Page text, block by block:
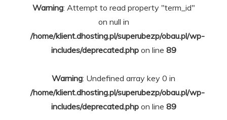
Warning: Attempt to read property "term_id"
on null in
/home/klient.dhosting.pl/superubezp/obau.pl/wp-
includes/deprecated.phpon line 89
Warning: Undefined array key 0 in
/home/klient.dhosting.pl/superubezp/obau.pl/wp-
includes/deprecated.phpon line 89